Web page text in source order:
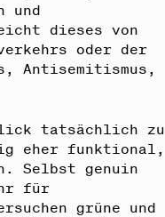
und
dieses von
oder der
Antisemitismus,
tatsächlich zu
eher funktional,
Selbst genuin
für
grüne und